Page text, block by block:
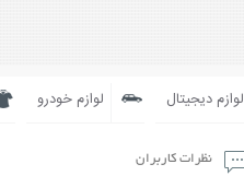
لوازم دیجیتال لوازم خودرو
نظرات کاربران